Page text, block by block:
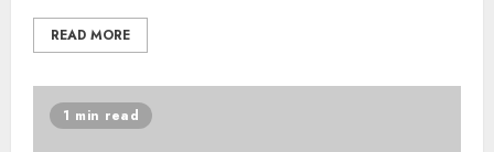
READ MORE
1 min read